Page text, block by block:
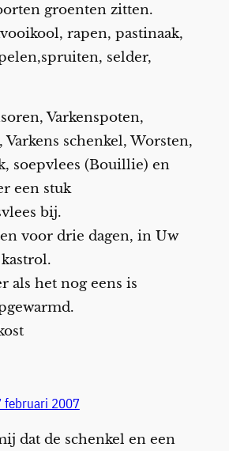
groenten zitten.
rapen, pastinaak,
selder,
Varkenspoten,
Varkens schenkel, Worsten,
soepvlees (Bouillie) en
een stuk
bij.
voor drie dagen, in Uw
als het nog eens is
februari 2007
dat de schenkel en een